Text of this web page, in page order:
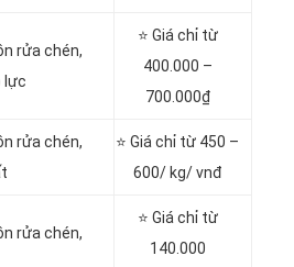
rửa chén,
lực
⭐ Giá chỉ từ
400.000 –
700.000₫
rửa chén,
⭐ Giá chỉ từ 450 –
600/ kg/ vnđ
rửa chén,
⭐ Giá chỉ từ
140.000